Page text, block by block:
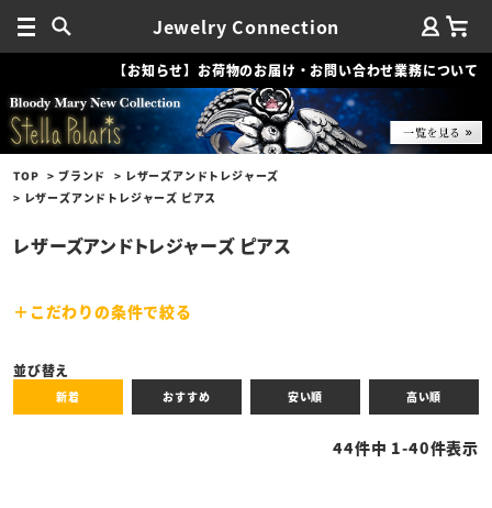
Jewelry Connection
【お知らせ】お荷物のお届け・お問い合わせ業務について
TOP ブランド
レザーズアンドトレジャーズ
レザーズアンドトレジャーズ ピアス
レザーズアンドトレジャーズ ピアス
こだわりの条件で絞る
並び替え
新着 おすすめ 安い順 高い順
44件中 1-40件表示